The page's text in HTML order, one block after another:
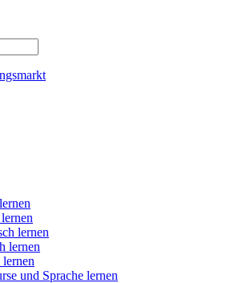
lernen
lernen
lernen
und Sprache lernen